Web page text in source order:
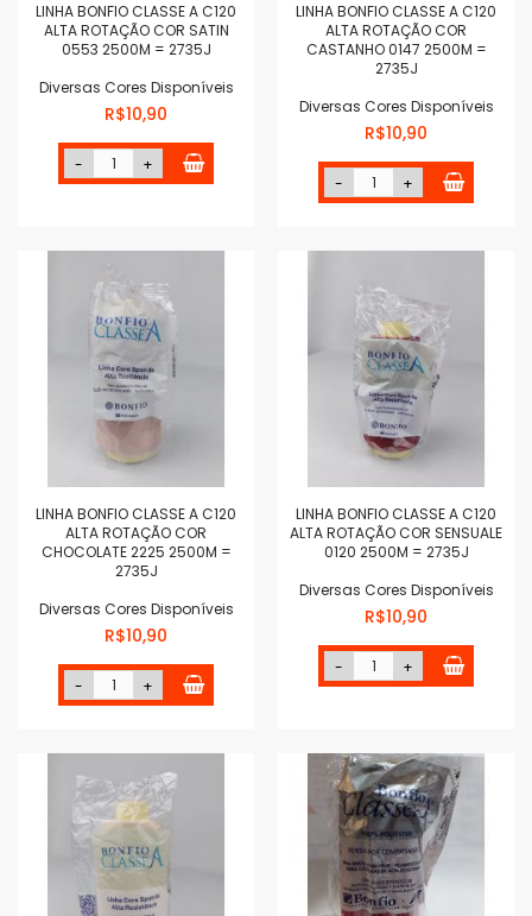
LINHA BONFIO CLASSE A C120
ALTA ROTAÇÃO COR SATIN
0553 2500M = 2735J
Diversas Cores Disponíveis
R$10,90
- +
LINHA BONFIO CLASSE A C120
ALTA ROTAÇÃO COR
CASTANHO 0147 2500M =
2735J
Diversas Cores Disponíveis
R$10,90
- +
LINHA BONFIO CLASSE A C120
ALTA ROTAÇÃO COR
CHOCOLATE 2225 2500M =
2735J
Diversas Cores Disponíveis
R$10,90
- +
LINHA BONFIO CLASSE A C120
ALTA ROTAÇÃO COR SENSUALE
0120 2500M = 2735J
Diversas Cores Disponíveis
R$10,90
- +